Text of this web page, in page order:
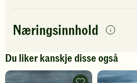
Næringsinnhold
per porsjon
Navn på
næringsstoffet antall
Energi
Du liker kanskje disse også